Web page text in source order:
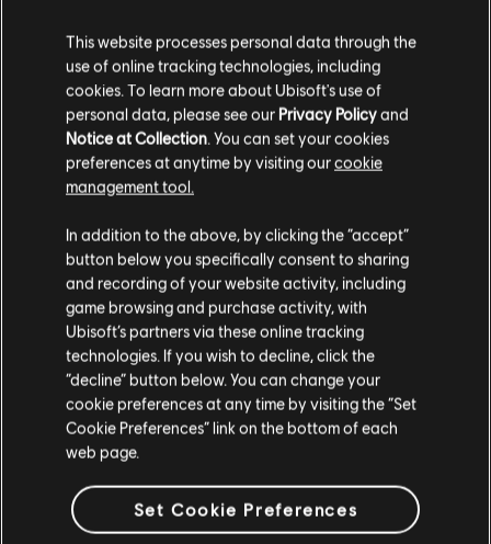
Jouez avec vos amis en coop et JcJ, obtenez des armes et
de l'équipement haut de gamme et devenez l'un(e) des
rares capables de protéger le Capitole en temps de crise !
PLUS D'INFOS
This website processes personal data through the
use of online tracking technologies, including
cookies. To learn more about Ubisoft's use of
personal data, please see our Privacy Policyand
Notice at Collection . You can set your cookies
preferences at anytime by visiting ourcookie
management tool.
In addition to the above, by clicking the “accept”
button below you specifically consent to sharing
and recording of your website activity, including
game browsing and purchase activity, with
Ubisoft’s partners via these online tracking
technologies. If you wish to decline, click the
“decline” button below. You can change your
cookie preferences at any time by visiting the “Set
Cookie Preferences” link on the bottom of each
web page.
Set Cookie Preferences